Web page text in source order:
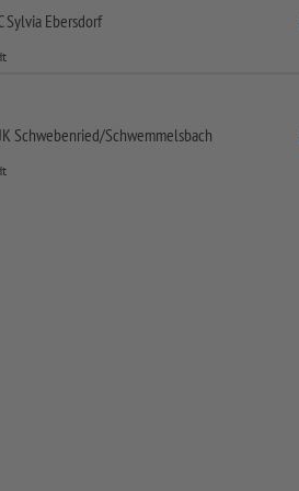
Sylvia Ebersdorf
Schwebenried/Schwemmelsbach